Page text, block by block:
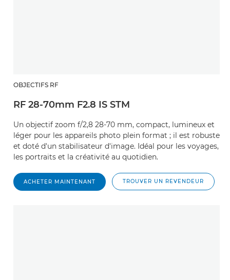
OBJECTIFS RF
RF 28-70mm F2.8 IS STM
Un objectif zoom f/2,8 28-70 mm, compact, lumineux et
léger pour les appareils photo plein format ; il est robuste
et doté d'un stabilisateur d'image. Idéal pour les voyages,
les portraits et la créativité au quotidien.
ACHETER MAINTENANT TROUVER UN REVENDEUR